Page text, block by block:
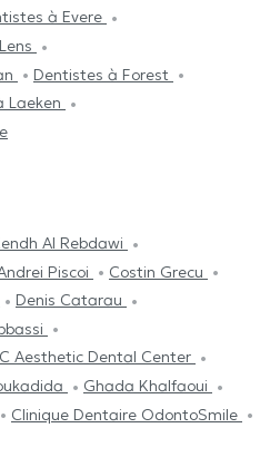
à Evere
Dentistes à Forest
Laeken
Al Rebdawi
Piscoi
Costin Grecu
Denis Catarau
Aesthetic Dental Center
Ghada Khalfaoui
Clinique Dentaire OdontoSmile